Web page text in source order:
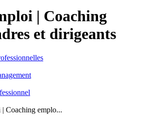
| Coaching
et dirigeants
Coaching emplo...